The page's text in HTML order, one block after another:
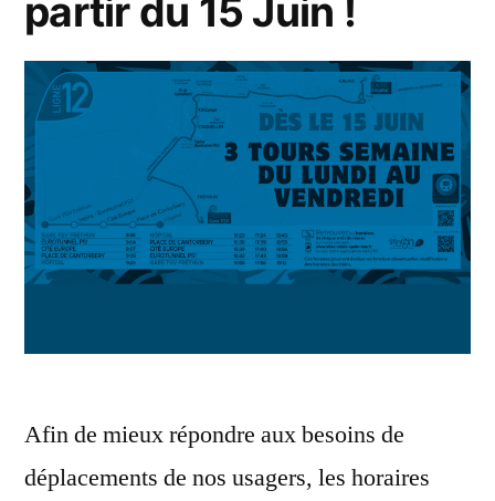
partir du 15 Juin !
Afin de mieux répondre aux besoins de
déplacements de nos usagers, les horaires